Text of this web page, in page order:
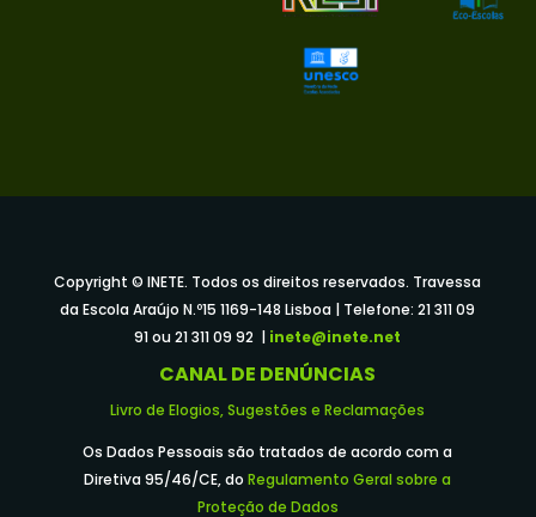
Copyright © INETE. Todos os direitos reservados. Travessa
da Escola Araújo N.º15 1169-148 Lisboa | Telefone: 21 311 09
91 ou 21 311 09 92 | inete@inete.net
CANAL DE DENÚNCIAS
Livro de Elogios, Sugestões e Reclamações
Os Dados Pessoais são tratados de acordo com a
Diretiva 95/46/CE, doRegulamento Geral sobre a
Proteção de Dados